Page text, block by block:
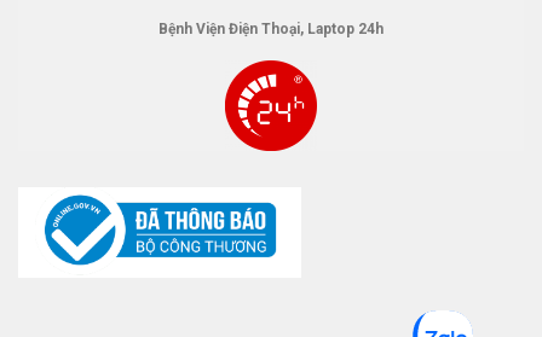
Bệnh Viện Điện Thoại, Laptop 24h